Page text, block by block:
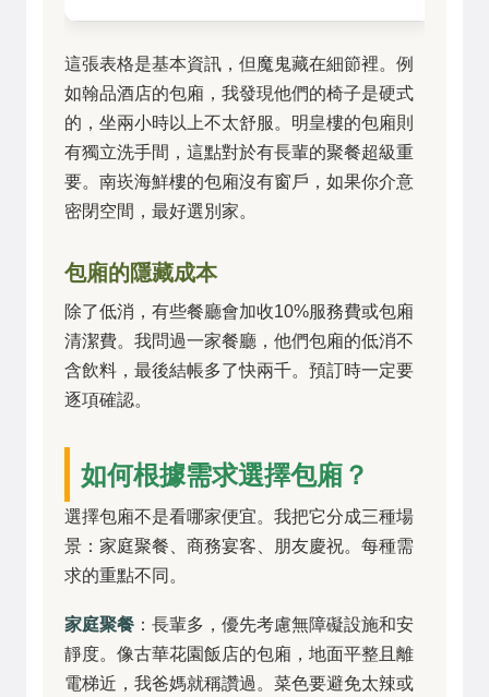
這張表格是基本資訊，但魔鬼藏在細節裡。例
如翰品酒店的包廂，我發現他們的椅子是硬式
的，坐兩小時以上不太舒服。明皇樓的包廂則
有獨立洗手間，這點對於有長輩的聚餐超級重
要。南崁海鮮樓的包廂沒有窗戶，如果你介意
密閉空間，最好選別家。
包廂的隱藏成本
除了低消，有些餐廳會加收10%服務費或包廂
清潔費。我問過一家餐廳，他們包廂的低消不
含飲料，最後結帳多了快兩千。預訂時一定要
逐項確認。
如何根據需求選擇包廂？
選擇包廂不是看哪家便宜。我把它分成三種場
景：家庭聚餐、商務宴客、朋友慶祝。每種需
求的重點不同。
家庭聚餐 ：長輩多，優先考慮無障礙設施和安
靜度。像古華花園飯店的包廂，地面平整且離
電梯近，我爸媽就稱讚過。菜色要避免太辣或